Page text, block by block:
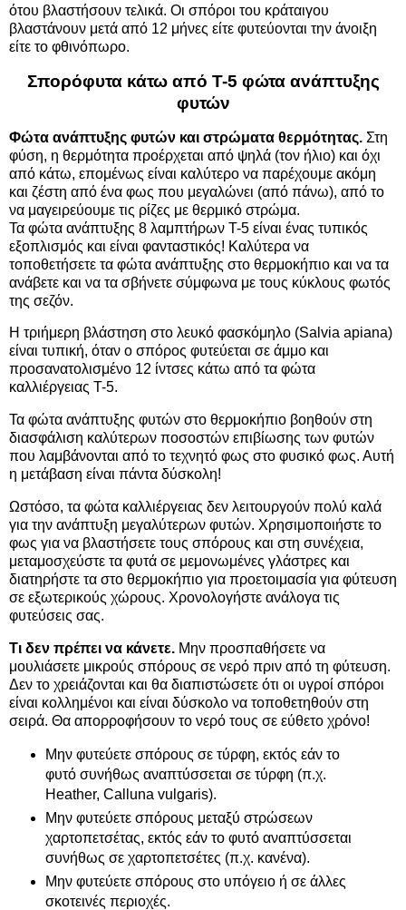
ότου βλαστήσουν τελικά. Οι σπόροι του κράταιγου
βλαστάνουν μετά από 12 μήνες είτε φυτεύονται την άνοιξη
είτε το φθινόπωρο.
Σπορόφυτα κάτω από T-5 φώτα ανάπτυξης
φυτών
Φώτα ανάπτυξης φυτών και στρώματα θερμότητας. Στη
φύση, η θερμότητα προέρχεται από ψηλά (τον ήλιο) και όχι
από κάτω, επομένως είναι καλύτερο να παρέχουμε ακόμη
και ζέστη από ένα φως που μεγαλώνει (από πάνω), από το
να μαγειρεύουμε τις ρίζες με θερμικό στρώμα.
Τα φώτα ανάπτυξης 8 λαμπτήρων T-5 είναι ένας τυπικός
εξοπλισμός και είναι φανταστικός! Καλύτερα να
τοποθετήσετε τα φώτα ανάπτυξης στο θερμοκήπιο και να τα
ανάβετε και να τα σβήνετε σύμφωνα με τους κύκλους φωτός
της σεζόν.
Η τριήμερη βλάστηση στο λευκό φασκόμηλο (Salvia apiana)
είναι τυπική, όταν ο σπόρος φυτεύεται σε άμμο και
προσανατολισμένο 12 ίντσες κάτω από τα φώτα
καλλιέργειας T-5.
Τα φώτα ανάπτυξης φυτών στο θερμοκήπιο βοηθούν στη
διασφάλιση καλύτερων ποσοστών επιβίωσης των φυτών
που λαμβάνονται από το τεχνητό φως στο φυσικό φως. Αυτή
η μετάβαση είναι πάντα δύσκολη!
Ωστόσο, τα φώτα καλλιέργειας δεν λειτουργούν πολύ καλά
για την ανάπτυξη μεγαλύτερων φυτών. Χρησιμοποιήστε το
φως για να βλαστήσετε τους σπόρους και στη συνέχεια,
μεταμοσχεύστε τα φυτά σε μεμονωμένες γλάστρες και
διατηρήστε τα στο θερμοκήπιο για προετοιμασία για φύτευση
σε εξωτερικούς χώρους. Χρονολογήστε ανάλογα τις
φυτεύσεις σας.
Τι δεν πρέπει να κάνετε. Μην προσπαθήσετε να
μουλιάσετε μικρούς σπόρους σε νερό πριν από τη φύτευση.
Δεν το χρειάζονται και θα διαπιστώσετε ότι οι υγροί σπόροι
είναι κολλημένοι και είναι δύσκολο να τοποθετηθούν στη
σειρά. Θα απορροφήσουν το νερό τους σε εύθετο χρόνο!
Μην φυτεύετε σπόρους σε τύρφη, εκτός εάν το
φυτό συνήθως αναπτύσσεται σε τύρφη (π.χ.
Heather, Calluna vulgaris).
Μην φυτεύετε σπόρους μεταξύ στρώσεων
χαρτοπετσέτας, εκτός εάν το φυτό αναπτύσσεται
συνήθως σε χαρτοπετσέτες (π.χ. κανένα).
Μην φυτεύετε σπόρους στο υπόγειο ή σε άλλες
σκοτεινές περιοχές.